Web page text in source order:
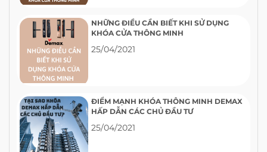
NHỮNG ĐIỀU CẦN BIẾT KHI SỬ DỤNG
KHÓA CỬA THÔNG MINH
25/04/2021
ĐIỂM MẠNH KHÓA THÔNG MINH DEMAX
HẤP DẪN CÁC CHỦ ĐẦU TƯ
25/04/2021